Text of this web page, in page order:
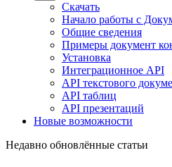
Скачать
Начало работы с
Общие сведения
Примеры документ
Установка
Интеграционное API
API текстового
API таблиц
API презентаций
Новые возможности
Недавно обновлённые статьи